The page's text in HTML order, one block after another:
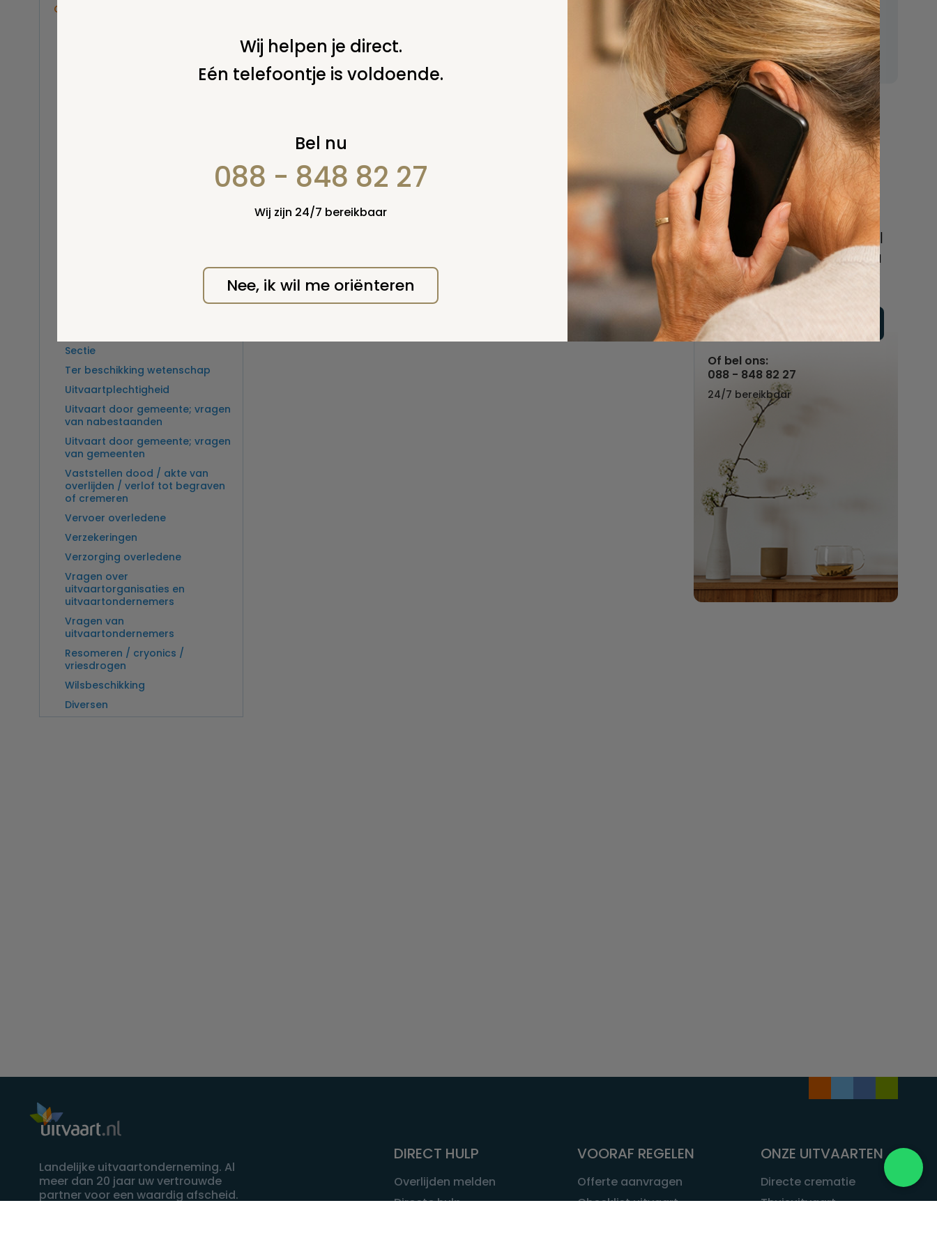
Overige
Sectie
Ter beschikking wetenschap
Uitvaartplechtigheid
Uitvaart door gemeente; vragen
van nabestaanden
Uitvaart door gemeente; vragen
van gemeenten
Vaststellen dood / akte van
overlijden / verlof tot begraven
of cremeren
Vervoer overledene
Verzekeringen
Verzorging overledene
Vragen over
uitvaartorganisaties en
uitvaartondernemers
Vragen van
uitvaartondernemers
Resomeren / cryonics /
vriesdrogen
Wilsbeschikking
Diversen
Verzenden
Wel verplicht, maar
E-mail:
mr.vanderputten@gmail.com
Nu
een uitvaart
regelen
Beschrijf uw wensen
online of bel ons geheel
vrijblijvend voor hulp na
een overlijden.
Vul hier uw wensen in
Of bel ons:
088 - 848 82 27
24/7 bereikbaar
Landelijke uitvaartonderneming. Al
meer dan 20 jaar uw vertrouwde
partner voor een waardig afscheid.
DIRECT HULP
Overlijden melden
Directe hulp
VOORAF REGELEN
Offerte aanvragen
Checklist uitvaart
ONZE UITVAARTEN
Directe crematie
Thuisuitvaart
Wij helpen je direct.
Eén telefoontje is voldoende.
Bel nu
088 - 848 82 27
Wij zijn 24/7 bereikbaar
Nee, ik wil me oriënteren